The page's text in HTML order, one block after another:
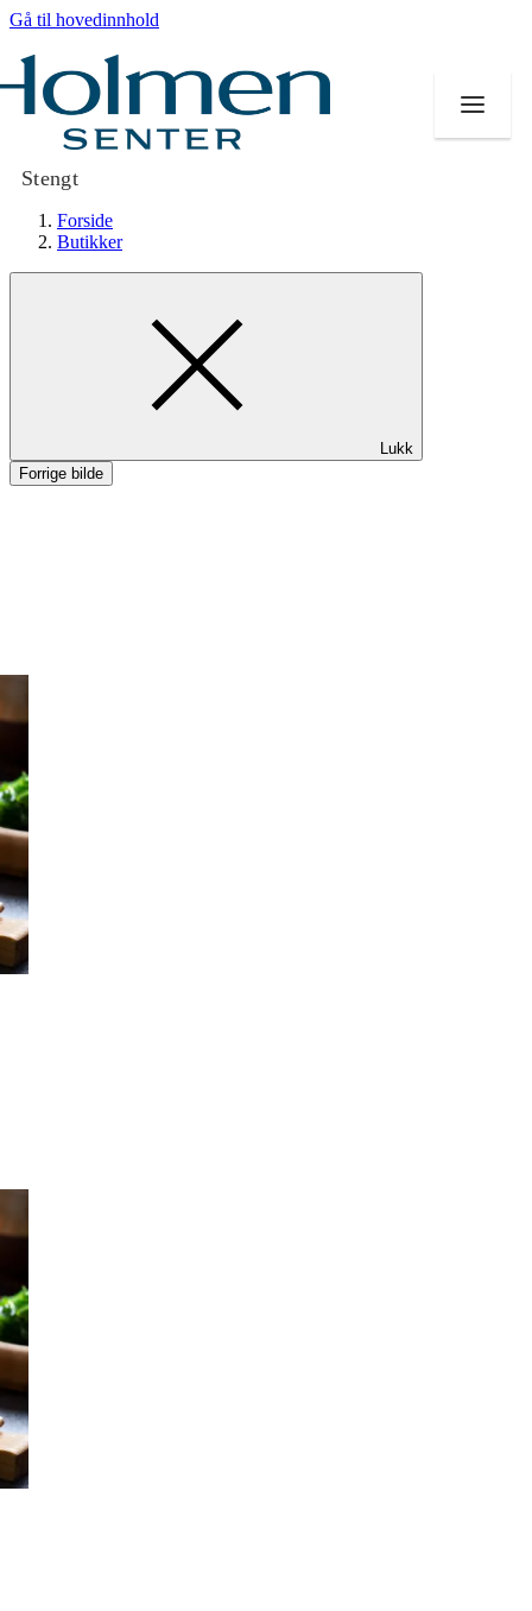
Gå til hovedinnhold
Stengt
Mat og drikke
Aktiviteter
Forside
Butikker
Lukk
Forrige bilde